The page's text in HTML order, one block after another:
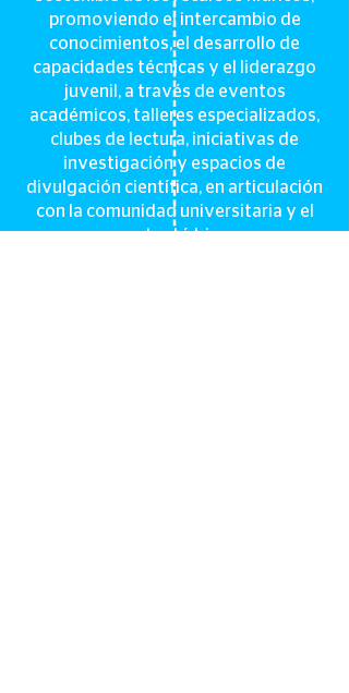
promoviendo el intercambio de
conocimientos, el desarrollo de
capacidades técnicas y el liderazgo
juvenil, a través de eventos
académicos, talleres especializados,
clubes de lectura, iniciativas de
investigación y espacios de
divulgación científica, en articulación
con la comunidad universitaria y el
sector hídrico.